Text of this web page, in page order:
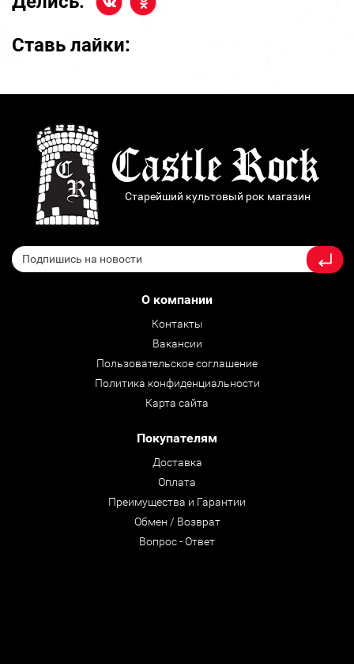
Ставь лайки:
Старейший культовый рок магазин
О компании
Контакты
Вакансии
Пользовательское соглашение
Политика конфиденциальности
Карта сайта
Покупателям
Доставка
Оплата
Преимущества и Гарантии
Обмен / Возврат
Вопрос - Ответ